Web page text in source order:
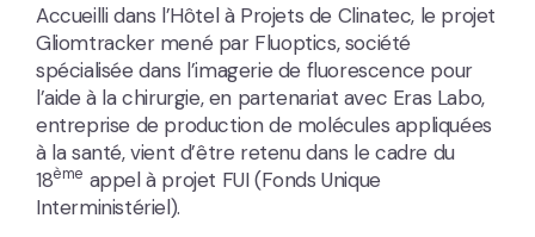
Accueilli dans l’Hôtel à Projets de Clinatec, le projet
Gliomtracker mené par Fluoptics, société
spécialisée dans l’imagerie de fluorescence pour
l’aide à la chirurgie, en partenariat avec Eras Labo,
entreprise de production de molécules appliquées
à la santé, vient d’être retenu dans le cadre du
18ème appel à projet FUI (Fonds Unique
Interministériel).